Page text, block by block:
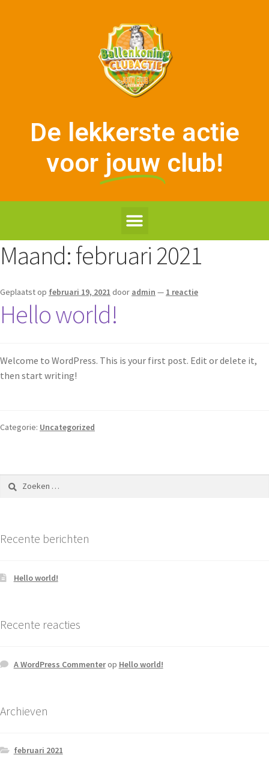
De lekkerste actie
voor jouw club!
Maand:februari 2021
Geplaatst op februari 19, 2021 door admin — 1 reactie
Hello world!
Welcome to WordPress. This is your first post. Edit or delete it,
then start writing!
Categorie: Uncategorized
Recente berichten
Hello world!
Recente reacties
A WordPress Commenterop Hello world!
Archieven
februari 2021